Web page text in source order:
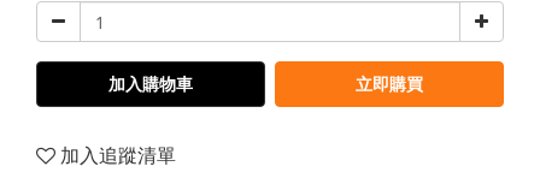
加入購物車 立即購買
加入追蹤清單